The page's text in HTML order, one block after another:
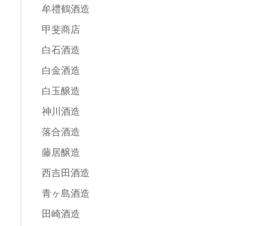
牟禮鶴酒造
甲斐商店
白石酒造
白金酒造
白玉醸造
神川酒造
落合酒造
藤居醸造
西吉田酒造
青ヶ島酒造
田崎酒造